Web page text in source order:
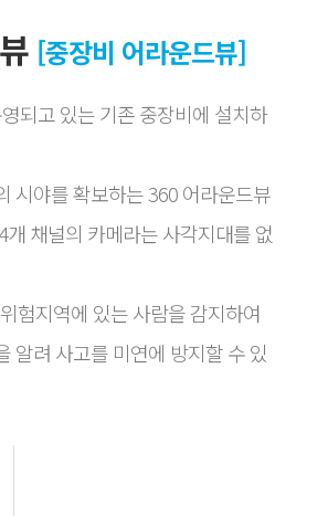
[중장비 어라운드뷰]
되고 있는 기존 중장비에 설치하
시야를 확보하는 360 어라운드뷰
개 채널의 카메라는 사각지대를 없
험지역에 있는 사람을 감지하여
알려 사고를 미연에 방지할 수 있